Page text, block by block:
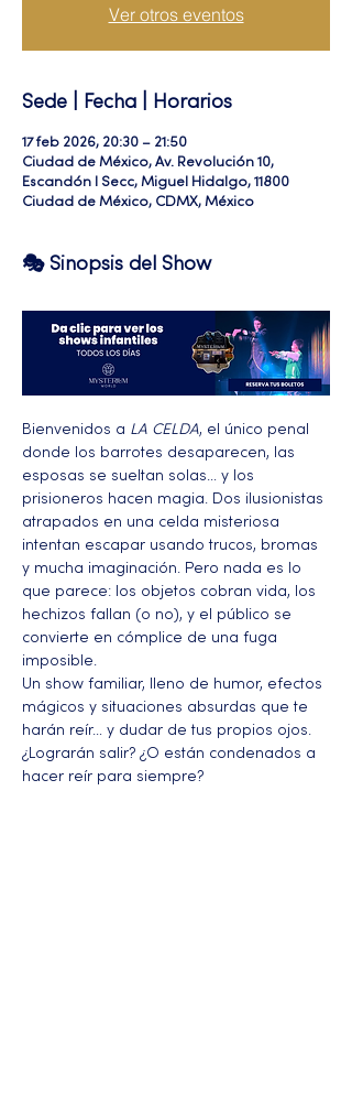
Ver otros eventos
Sede | Fecha | Horarios
17 feb 2026, 20:30 – 21:50
Ciudad de México, Av. Revolución 10,
Escandón I Secc, Miguel Hidalgo, 11800
Ciudad de México, CDMX, México
🎭 Sinopsis del Show
Bienvenidos a LA CELDA, el único penal
donde los barrotes desaparecen, las
esposas se sueltan solas… y los
prisioneros hacen magia. Dos ilusionistas
atrapados en una celda misteriosa
intentan escapar usando trucos, bromas
y mucha imaginación. Pero nada es lo
que parece: los objetos cobran vida, los
hechizos fallan (o no), y el público se
convierte en cómplice de una fuga
imposible.
Un show familiar, lleno de humor, efectos
mágicos y situaciones absurdas que te
harán reír… y dudar de tus propios ojos.
¿Lograrán salir? ¿O están condenados a
hacer reír para siempre?